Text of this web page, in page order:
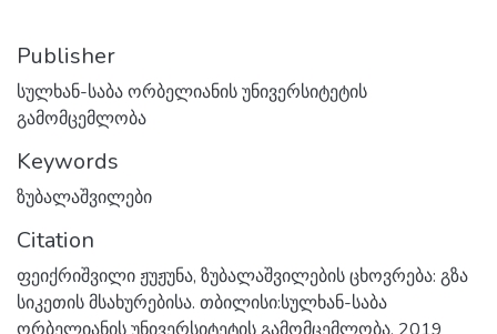
Publisher
სულხან-საბა ორბელიანის უნივერსიტეტის
გამომცემლობა
Keywords
ზუბალაშვილები
Citation
ფეიქრიშვილი ჟუჟუნა, ზუბალაშვილების ცხოვრება: გზა
სიკეთის მსახურებისა. თბილისი:სულხან-საბა